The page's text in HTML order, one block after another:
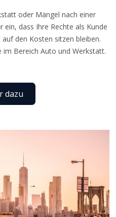
oder Mängel nach einer
ein, dass Ihre Rechte als Kunde
den Kosten sitzen bleiben.
im Bereich Auto und Werkstatt.
dazu